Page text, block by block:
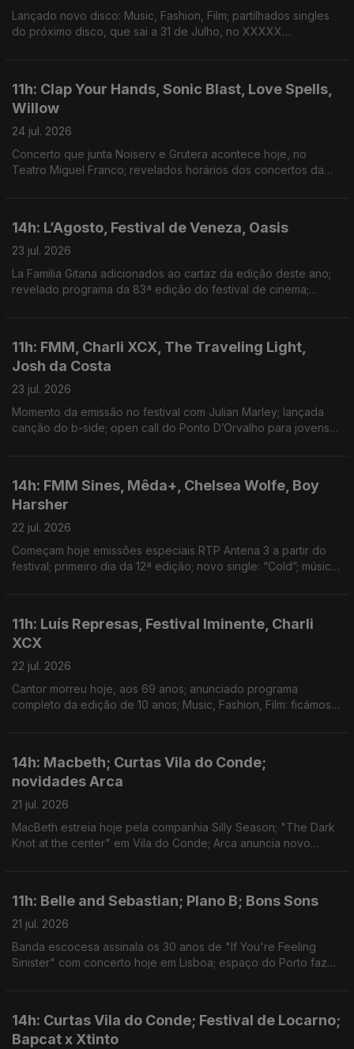
Lançado novo disco: Music, Fashion, Film; partilhados singles
do próximo disco, que sai a 31 de Julho, no XXXXX
11h: Clap Your Hands, Sonic Blast, Love Spells,
Willow
24 jul. 2026
Concerto que junta Noiserv e Grutera acontece hoje, no
Teatro Miguel Franco; revelados horários dos concertos da
14h: L’Agosto, Festival de Veneza, Oasis
23 jul. 2026
La Familia Gitana adicionados ao cartaz da edição deste ano;
revelado programa da 83ª edição do festival de cinema;
11h: FMM, Charli XCX, The Traveling Light,
Josh da Costa
23 jul. 2026
Momento da emissão no festival com Julian Marley; lançada
canção do b-side; open call do Ponto D’Orvalho para jovens
14h: FMM Sines, Mêda+, Chelsea Wolfe, Boy
Harsher
22 jul. 2026
Começam hoje emissões especiais RTP Antena 3 a partir do
festival; primeiro dia da 12ª edição; novo single: “Cold”; música
11h: Luís Represas, Festival Iminente, Charli
XCX
22 jul. 2026
Cantor morreu hoje, aos 69 anos; anunciado programa
completo da edição de 10 anos; Music, Fashion, Film: ficámos a
14h: Macbeth; Curtas Vila do Conde;
novidades Arca
21 jul. 2026
MacBeth estreia hoje pela companhia Silly Season; "The Dark
Knot at the center" em Vila do Conde; Arca anuncia novo
11h: Belle and Sebastian; Plano B; Bons Sons
21 jul. 2026
Banda escocesa assinala os 30 anos de "If You're Feeling
Sinister" com concerto hoje em Lisboa; espaço do Porto faz
14h: Curtas Vila do Conde; Festival de Locarno;
Bapcat x Xtinto